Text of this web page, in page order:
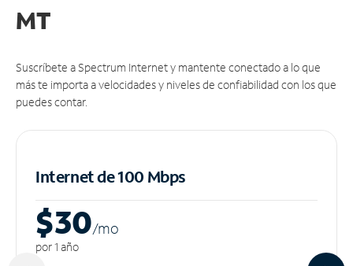
MT
Suscríbete a Spectrum Internet y mantente conectado a lo que
más te importa a velocidades y niveles de confiabilidad con los que
puedes contar.
Internet de 100 Mbps
$30/mo
por 1 año